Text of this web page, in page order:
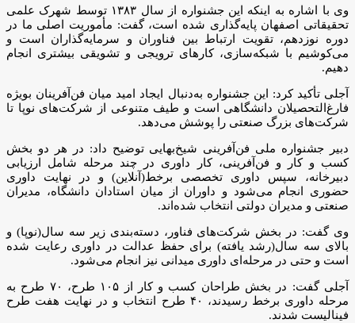
وی با اشاره به اینکه این جشنواره از سال ۱۳۸۳ توسط شهرک علمی
تحقیقاتی اصفهان پایه‌گذاری شده است، گفت: مأموریت اصلی ما در
دوره نوزدهم، تقویت ارتباط بین فناوران و سرمایه‌گذاران است و
می‌کوشیم با شبکه‌سازی، کارهای ترویجی و تشویقی بیشتری انجام
دهیم.
آجلی تأکید کرد: این جشنواره به‌دنبال ایجاد امید میان فن‌آفرینان بویژه
فارغ‌التحصیلان دانشگاهی است و طیف متنوعی از شرکت‌های نوپا تا
شرکت‌های بزرگ صنعتی را پوشش می‌دهد.
دبیر جشنواره ملی فن‌آفرینی شیخ‌بهایی توضیح داد: در هر دو بخش
کسب‌ و کار و فن‌آفرینی، کار داوری در چند مرحله شامل ارزیابی
دبیرخانه، سپس داوری تخصصی برخط(آنلاین) و در نهایت داوری
حضوری انجام می‌شود و داوران از میان استادان دانشگاه، مدیران
صنعتی و مدیران دولتی انتخاب شده‌اند.
وی گفت: در بخش شرکت‌های فناور، دسته‌بندی زیر سه سال(نوپا) و
بالای سه سال(رشد یافته) برای حفظ عدالت در داوری رعایت شده
است و حتی در مرحله‌ای داوری میدانی نیز انجام می‌شود.
آجلی گفت: در بخش طراحان کسب‌ و کار از ۱۰۵ طرح، ۷۰ طرح به
مرحله داوری برخط رسیدند، ۴۰ طرح انتخاب و در نهایت هفت طرح
فینالیست شدند.